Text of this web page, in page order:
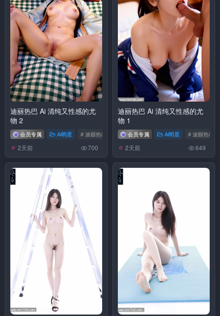
迪丽热巴 Ai 清纯又性感的尤
物 2
会员专属 Ai明星 # 迪丽热巴
2天前 700
迪丽热巴 Ai 清纯又性感的尤
物 1
会员专属 Ai明星 # 迪丽热巴
2天前 649